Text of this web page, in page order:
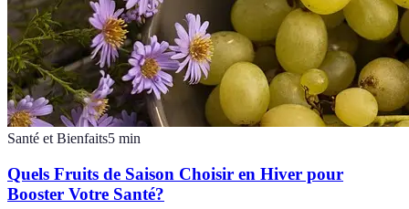
Santé et Bienfaits5 min
Quels Fruits de Saison Choisir en Hiver pour
Booster Votre Santé?